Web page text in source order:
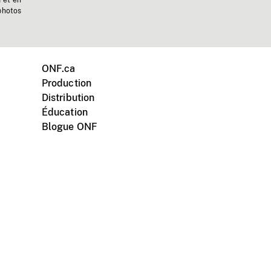
ONF.ca
Production
Distribution
Éducation
Blogue ONF